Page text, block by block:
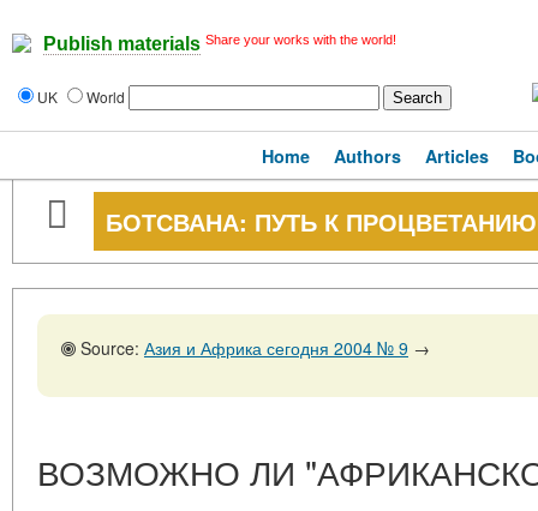
Publish materials Share your works with the world!
UK World
Home Authors Articles
БОТСВАНА: ПУТЬ К
Source: Азия и Африка сегодня 2004 № 9 →
ВОЗМОЖНО ЛИ